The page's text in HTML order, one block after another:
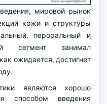
мировой рынок
кожи и структуры
пероральный и
сегмент занимал
ожидается, достигнет
являются хорошо
способом введения